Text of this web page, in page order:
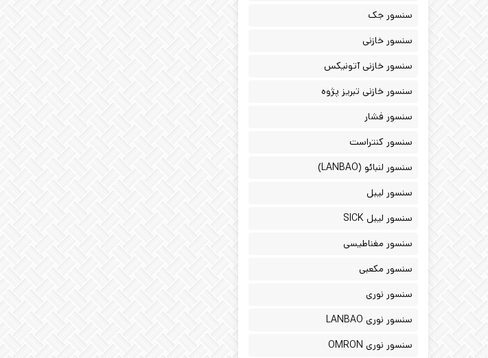
سنسور جک
سنسور خازنی
سنسور خازنی آتونیکس
سنسور خازنی تبریز پژوه
سنسور فشار
سنسور کنتراست
سنسور لنبائو (LANBAO)
سنسور لیبل
سنسور لیبل SICK
سنسور مغناطیسی
سنسور مکعبی
سنسور نوری
سنسور نوری LANBAO
سنسور نوری OMRON